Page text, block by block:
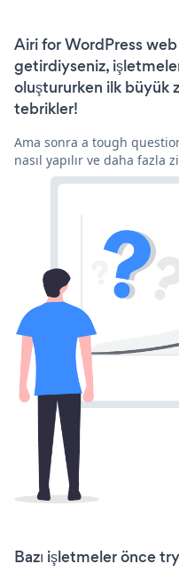
Airi for WordPress web
getirdiyseniz,
oluştururken ilk büyük
tebrikler!
Ama sonra a tough
nasıl yapılır ve daha fazla
Bazı işletmeler önce